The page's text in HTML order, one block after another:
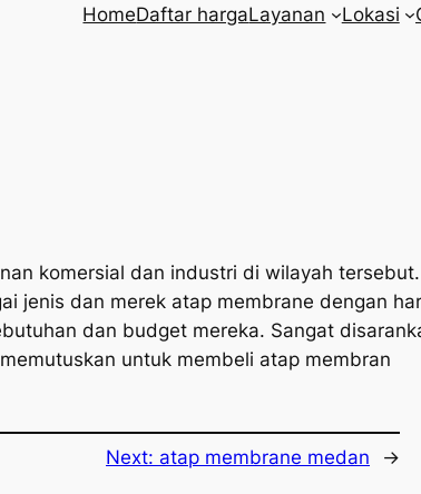
HomeDaftar hargaLayanan Lokasi
komersial dan industri di wilayah
jenis dan merek atap membrane dengan
dan budget mereka. Sangat
untuk membeli atap membran
Next: atap membrane medan →